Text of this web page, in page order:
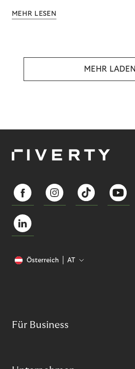
MEHR LESEN
MEHR LADEN
Österreich AT
Für Business